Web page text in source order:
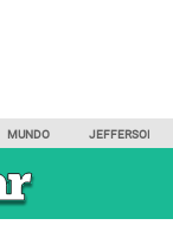
MUNDO JEFFERSON